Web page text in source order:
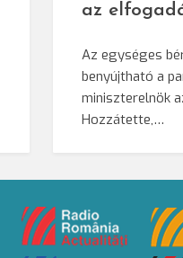
az
Az egységes
benyújtható a
miniszterelnök
Hozzátette,…